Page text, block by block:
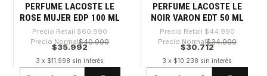
PERFUME LACOSTE LE
ROSE MUJER EDP 100 ML
Precio Retail $60.990
Precio Normal$40.900
$35.992
3 x $11.998 sin interés
PERFUME LACOSTE LE
NOIR VARON EDT 50 ML
Precio Retail $44.990
Precio Normal$34.900
$30.712
3 x $10.238 sin interés